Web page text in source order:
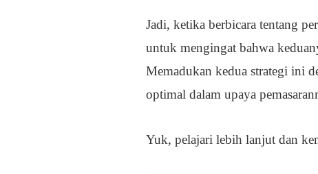
Jadi, ketika berbicara tentang
untuk mengingat bahwa
Memadukan kedua strategi ini
optimal dalam upaya
Yuk, pelajari lebih lanjut dan